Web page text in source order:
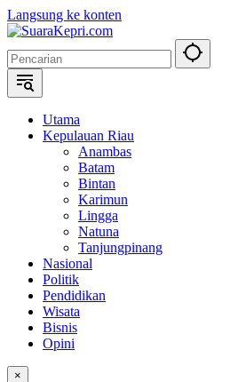
Langsung ke konten
Utama
Kepulauan Riau
Anambas
Batam
Bintan
Karimun
Lingga
Natuna
Tanjungpinang
Nasional
Politik
Pendidikan
Wisata
Bisnis
Opini
×